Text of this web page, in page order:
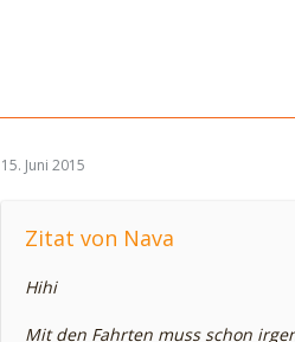
15. Juni 2015
Zitat von Nava
Hihi
Mit den Fahrten muss schon